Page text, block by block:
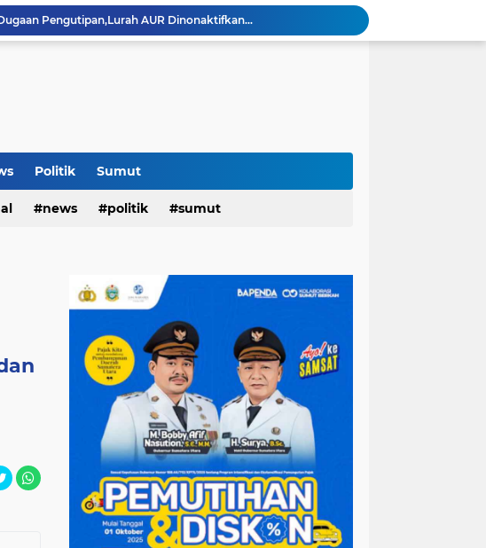
Pengutipan,Lurah AUR Dinonaktifkan...
Rico Jadi Duta Penggerak Ayah Teladan Kota Medan,Plh Sekda Medan Pun Hadir...
Rico Hunjuk Kepala Inspektorat Erfin Fachrur Razi Sebagai Plh Sekda Medan: Mantan Pejabat Sergai...
Politik Sumut
news politik sumut